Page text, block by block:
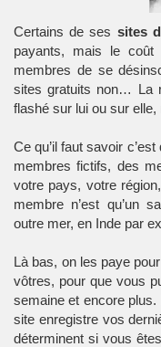
Certains de ses sites
payants, mais le coût
membres de se
sites gratuits non… La
flashé sur lui ou sur elle,
Ce qu’il faut savoir
membres fictifs, des
votre pays, votre
membre n’est qu’un
outre mer, en Inde par
Là bas, on les paye
vôtres, pour que vous
semaine et encore plus.
site enregistre vos
déterminent si vous